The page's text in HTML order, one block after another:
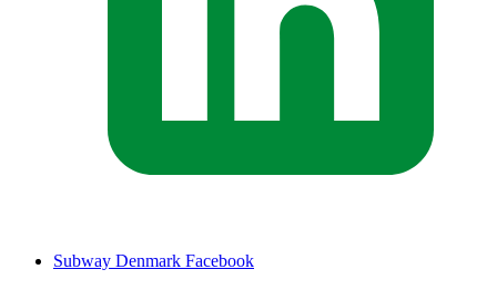
Subway Denmark Facebook